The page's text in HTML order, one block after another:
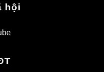
hội